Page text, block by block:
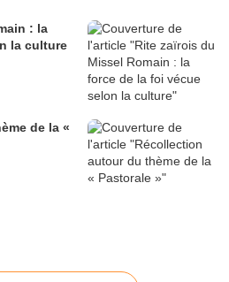
: la
la culture
de la «